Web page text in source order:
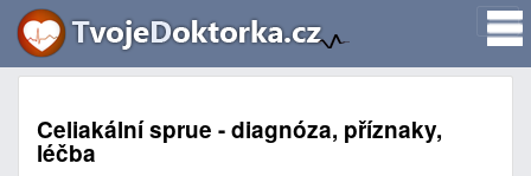
Celiakální sprue - diagnóza, příznaky,
léčba